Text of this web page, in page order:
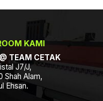
KAMI
TEAM CETAK
J7/J,
Shah Alam,
Ehsan.